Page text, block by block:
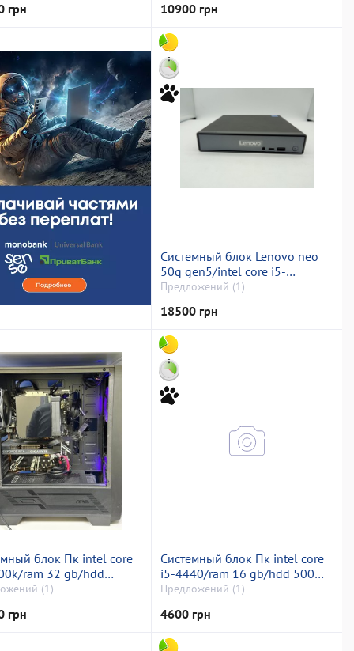
грн 10900 грн
Системный блок Lenovo neo
50q gen5/intel core i5-
13420h/16 gb ddr5/ssd 512 gb
Предложений (1)
18500 грн
блок Пк intel core
ram 32 gb/hdd
ssd 1000 gb/nvidia
(1)
грн
Системный блок Пк intel core
i5-4440/ram 16 gb/hdd 500
gb/ssd 128 gb/amd/ ati radeon
Предложений (1)
4600 грн